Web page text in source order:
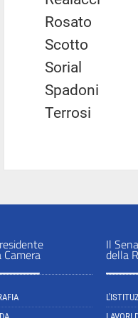
Rosato
Scotto
Sorial
Spadoni
Terrosi
Camera
Il
della